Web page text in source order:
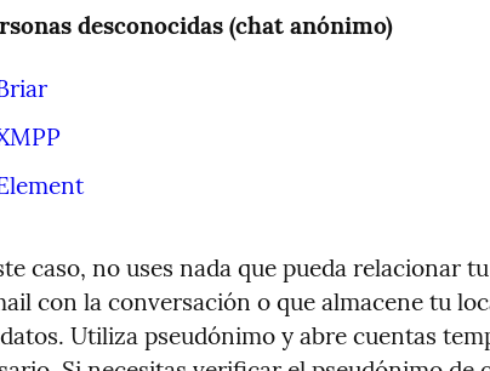
desconocidas (chat anónimo)
caso, no uses nada que pueda relacionar
con la conversación o que almacene tu
Utiliza pseudónimo y abre cuentas